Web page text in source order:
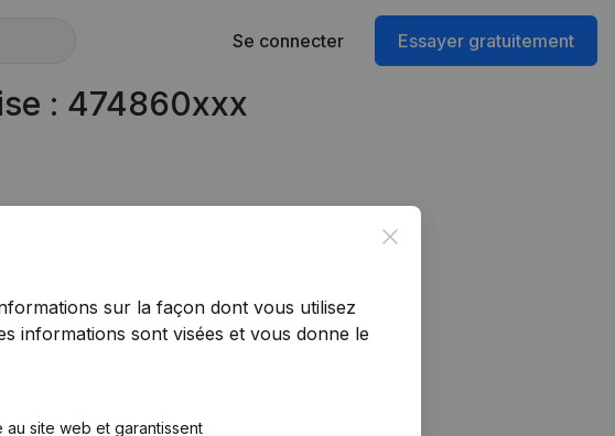
Se connecter Essayer gratuitement
: 474860xxx
Close
sur la façon dont vous utilisez
informations sont visées et vous donne le
site web et garantissent